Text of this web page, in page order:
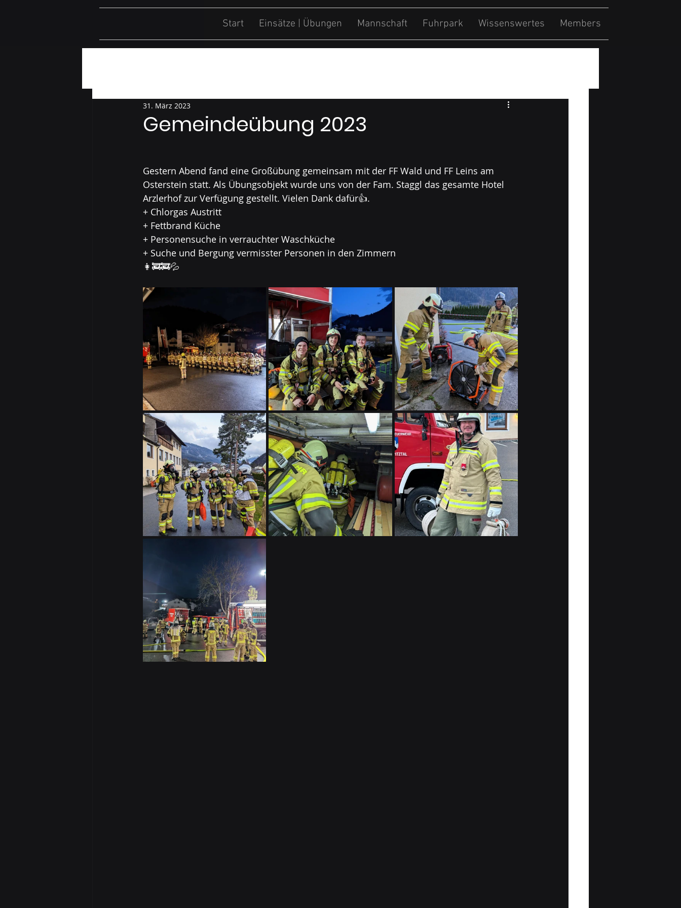
Start Einsätze | Übungen Mannschaft Fuhrpark Wissenswertes Members
Gemeindeübung 2023
31. März 2023
Gestern Abend fand eine Großübung gemeinsam mit der FF Wald und FF Leins am
Osterstein statt. Als Übungsobjekt wurde uns von der Fam. Staggl das gesamte Hotel
Arzlerhof zur Verfügung gestellt. Vielen Dank dafür👍.
+ Chlorgas Austritt
+ Fettbrand Küche
+ Personensuche in verrauchter Waschküche
+ Suche und Bergung vermisster Personen in den Zimmern
👩‍🚒🚒💦